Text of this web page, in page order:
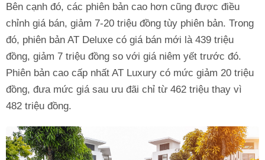
Bên cạnh đó, các phiên bản cao hơn cũng được điều
chỉnh giá bán, giảm 7-20 triệu đồng tùy phiên bản. Trong
đó, phiên bản AT Deluxe có giá bán mới là 439 triệu
đồng, giảm 7 triệu đồng so với giá niêm yết trước đó.
Phiên bản cao cấp nhất AT Luxury có mức giảm 20 triệu
đồng, đưa mức giá sau ưu đãi chỉ từ 462 triệu thay vì
482 triệu đồng.